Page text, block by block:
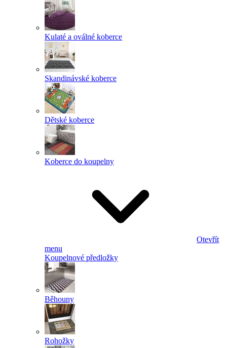
Kulaté a oválné koberce
Skandinávské koberce
Dětské koberce
Koberce do koupelny
Otevřít
menu
Koupelnové předložky
Běhouny
Rohožky